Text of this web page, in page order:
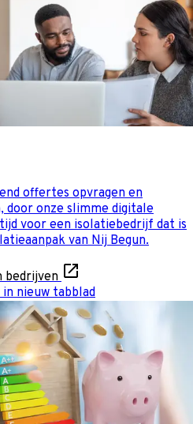
offertes opvragen en
onze slimme digitale
voor een isolatiebedrijf dat is
van Nij Begun.
bedrijven
nieuw tabblad